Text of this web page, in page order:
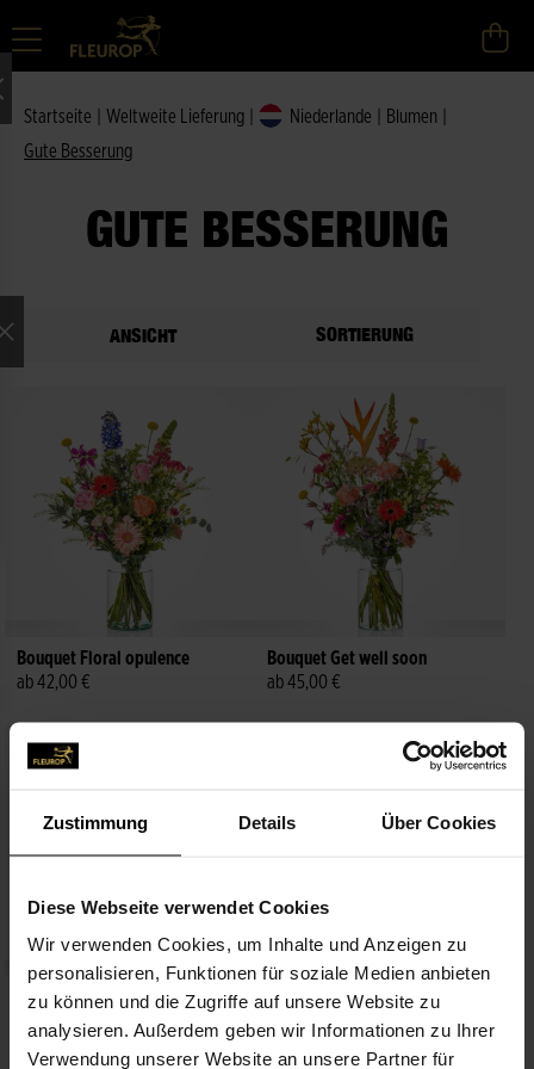
Zustimmung Details Über Cookies
Diese Webseite verwendet Cookies
Wir verwenden Cookies, um Inhalte und Anzeigen zu
personalisieren, Funktionen für soziale Medien anbieten
zu können und die Zugriffe auf unsere Website zu
analysieren. Außerdem geben wir Informationen zu Ihrer
Verwendung unserer Website an unsere Partner für
Startseite Weltweite Lieferung Niederlande Blumen
Gute Besserung
GUTE BESSERUNG
ANSICHT SORTIERUNG
Bouquet Floral opulence
ab 42,00 €
Bouquet Get well soon
ab 45,00 €
Warm gesture bouquet
ab 40,00 €
Lovely white
ab 45,00 €